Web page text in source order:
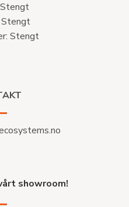
Stengt
Stengt
showroom!